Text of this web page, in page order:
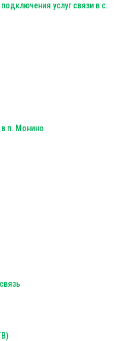
услуг связи в с.
п. Монино